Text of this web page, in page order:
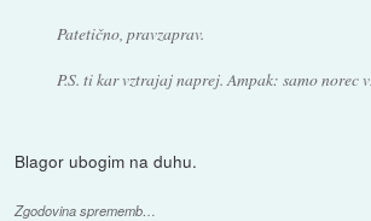
Patetično, pravzaprav.
P.S. ti kar vztrajaj naprej. Ampak: samo norec
Blagor ubogim na duhu.
Zgodovina sprememb…